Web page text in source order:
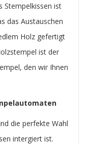
Stempelkissen ist
das Austauschen
Holz gefertigt
ist der
den wir Ihnen
die perfekte Wahl
intergiert ist.